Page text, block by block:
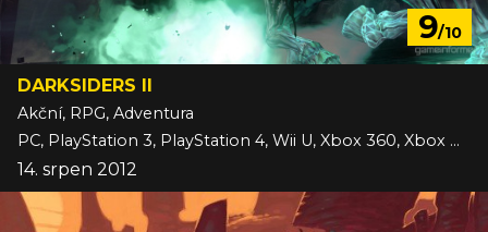
9/10
DARKSIDERS II
Akční, RPG, Adventura
PC, PlayStation 3, PlayStation 4, Wii U, Xbox 360, Xbox One
14. srpen 2012